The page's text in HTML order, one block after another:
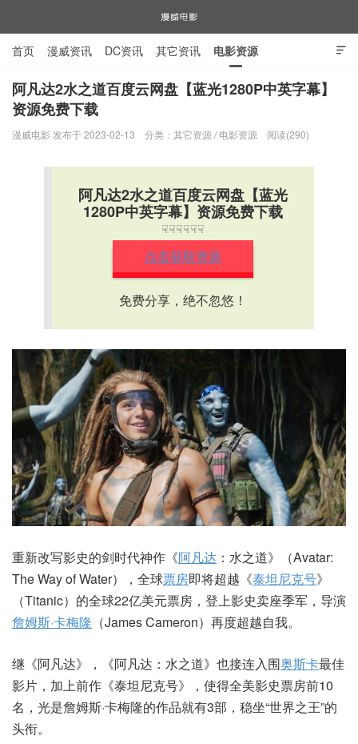
漫威电影

首页 漫威资讯 DC资讯 其它资讯 电影资源
电视剧资源 漫威图片
阿凡达2水之道百度云网盘【蓝光1280P中英字幕】
资源免费下载
漫威电影 发布于 2023-02-13 分类： 其它资源 / 电影资源 阅读(290)
阿凡达2水之道百度云网盘【蓝光
1280P中英字幕】资源免费下载
☟☟☟☟☟☟
点击获取资源
免费分享，绝不忽悠！
重新改写影史的剑时代神作《阿凡达 ：水之道》（Avatar:
The Way of Water），全球票房即将超越《泰坦尼克号》
（Titanic）的全球22亿美元票房，登上影史卖座季军，导演
詹姆斯·卡梅隆 （James Cameron）再度超越自我。
继《阿凡达》，《阿凡达：水之道》也接连入围奥斯卡最佳
影片，加上前作《泰坦尼克号》，使得全美影史票房前10
名，光是詹姆斯·卡梅隆的作品就有3部，稳坐“世界之王”的
头衔。